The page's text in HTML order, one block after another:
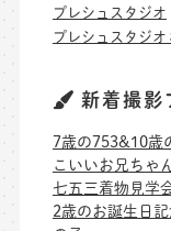
プレシュスタジオ
プレシュスタジ
新着撮影
7歳の753&10歳
こいいお兄ちゃ
七五三着物見学
2歳のお誕生日